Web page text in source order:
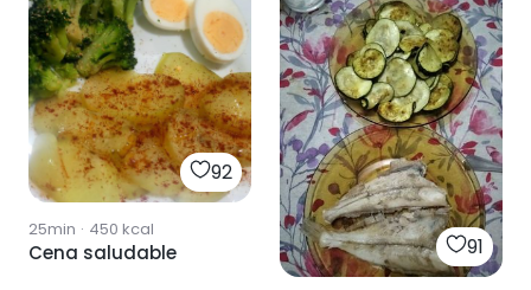
92
25min · 450 kcal
Cena saludable 91